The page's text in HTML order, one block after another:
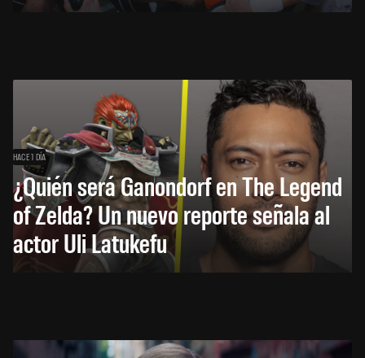
HACE 1 DÍA
¿Quién será Ganondorf en The Legend
of Zelda? Un nuevo reporte señala al
actor Uli Latukefu